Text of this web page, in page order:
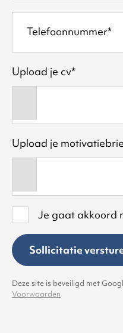
Telefoonnummer
Upload je cv
Upload je
Je gaat akkoord
Sollicitatie
Deze site is beveiligd met
Voorwaarden